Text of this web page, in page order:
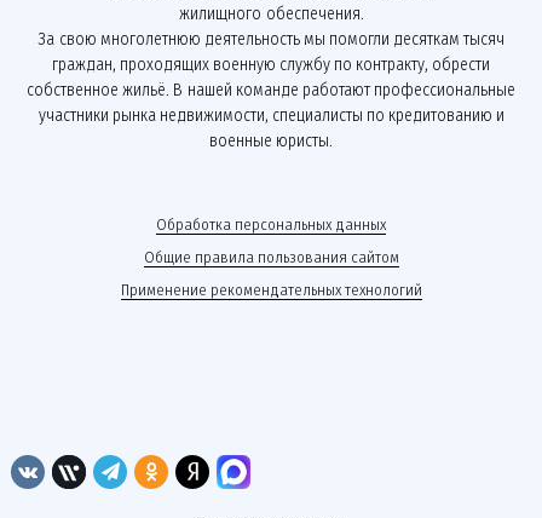
жилищного обеспечения.
За свою многолетнюю деятельность мы помогли десяткам тысяч
граждан, проходящих военную службу по контракту, обрести
собственное жильё. В нашей команде работают профессиональные
участники рынка недвижимости, специалисты по кредитованию и
военные юристы.
Обработка персональных данных
Общие правила пользования сайтом
Применение рекомендательных технологий